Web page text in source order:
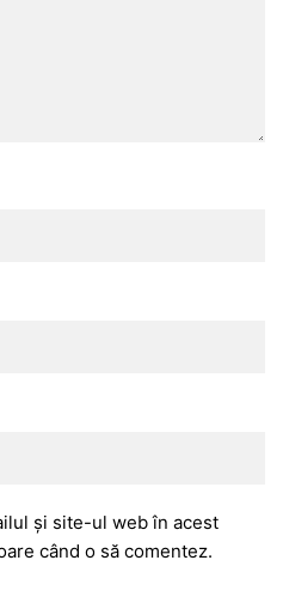
și site-ul web în acest
când o să comentez.